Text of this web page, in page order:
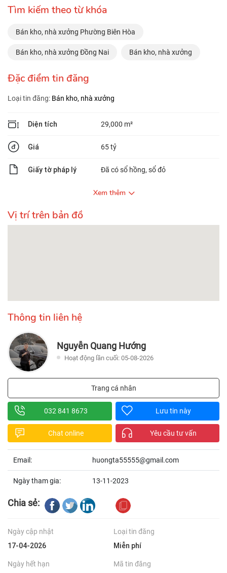
Tìm kiếm theo từ khóa
Bán kho, nhà xưởng Phường Biên Hòa
Bán kho, nhà xưởng Đồng Nai Bán kho, nhà xưởng
Đặc điểm tin đăng
Loại tin đăng: Bán kho, nhà xưởng
Diện tích 29,000 m²
Giá 65 tỷ
Giấy tờ pháp lý Đã có sổ hồng, sổ đỏ
Xem thêm
Vị trí trên bản đồ
Thông tin liên hệ
Nguyễn Quang Hướng
Hoạt động lần cuối: 05-08-2026
Trang cá nhân
032 841 8673 Lưu tin này
Chat online Yêu cầu tư vấn
Email: huongta55555@gmail.com
Ngày tham gia: 13-11-2023
Chia sẻ:
Ngày cập nhật
17-04-2026
Loại tin đăng
Miễn phí
Ngày hết hạn Mã tin đăng